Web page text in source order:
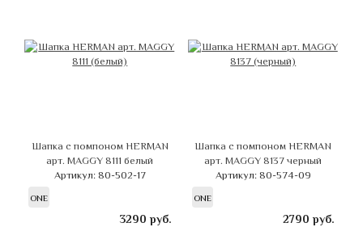
Шапка с помпоном HERMAN
арт. MAGGY 8111 белый
Артикул: 80-502-17
ONE
3290 руб.
Шапка с помпоном HERMAN
арт. MAGGY 8137 черный
Артикул: 80-574-09
ONE
2790 руб.